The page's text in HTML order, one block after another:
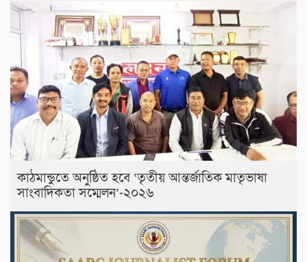
কাঠমান্ডুতে অনুষ্ঠিত হবে ‘তৃতীয় আন্তর্জাতিক মাতৃভাষা
সাংবাদিকতা সম্মেলন’-২০২৬